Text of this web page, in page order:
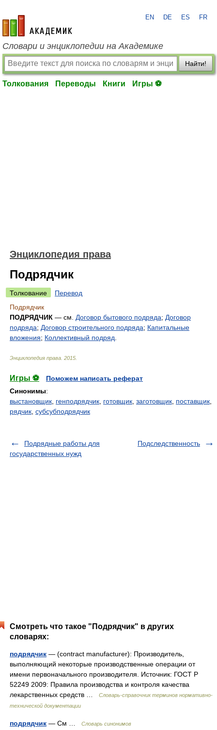
academic.ru
EN DE ES FR
Словари и энциклопедии на Академике
Найти!
Толкования Переводы Книги Игры ⚽
Энциклопедия права
Подрядчик
Толкование
Перевод
Подрядчик
ПОДРЯДЧИК — см. Договор бытового подряда; Договор
подряда; Договор строительного подряда; Капитальные
вложения; Коллективный подряд
Энциклопедия права 2015
Игры ⚽
Поможем написать реферат
Синонимы:
выстановщик генподрядчик готовщик заготовщик поставщик
рядчик субсубподрядчик
Подрядные работы для
государственных нужд
Подследственность
Смотреть что такое "Подрядчик" в других
словарях:
подрядчик — (contract manufacturer): Производитель,
выполняющий некоторые производственные операции от
имени первоначального производителя. Источник: ГОСТ Р
52249 2009: Правила производства и контроля качества
лекарственных средств …
Словарь-справочник терминов нормативно-
технической документации
подрядчик — См … Словарь синонимов